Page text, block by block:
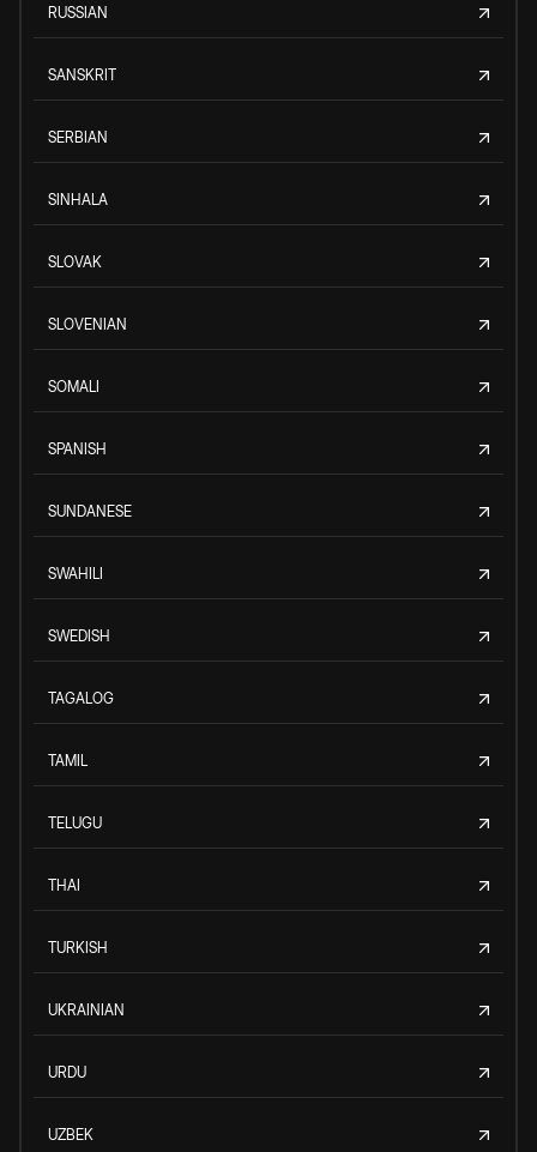
RUSSIAN
SANSKRIT
SERBIAN
SINHALA
SLOVAK
SLOVENIAN
SOMALI
SPANISH
SUNDANESE
SWAHILI
SWEDISH
TAGALOG
TAMIL
TELUGU
THAI
TURKISH
UKRAINIAN
URDU
UZBEK